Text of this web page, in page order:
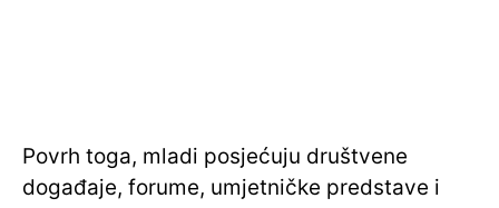
Povrh toga, mladi posjećuju društvene
događaje, forume, umjetničke predstave i